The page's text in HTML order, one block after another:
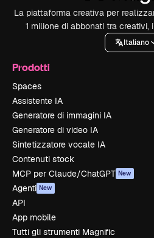
La piattaforma creativa per
1 milione di abbonati tra creativi,
Italiano
Prodotti
Spaces
Assistente IA
Generatore di immagini IA
Generatore di video IA
Sintetizzatore vocale IA
Contenuti stock
MCP per Claude/ChatGPT New
Agenti New
API
App mobile
Tutti gli strumenti Magnific